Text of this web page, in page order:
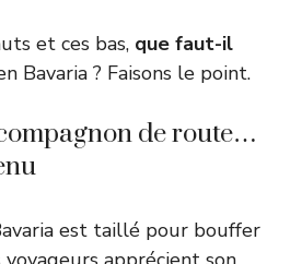
et ces bas, que faut-il
Bavaria ? Faisons le point.
de route…
est taillé pour bouffer